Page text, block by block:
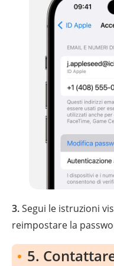
3.Segui le istruzioni
reimpostare la
5.